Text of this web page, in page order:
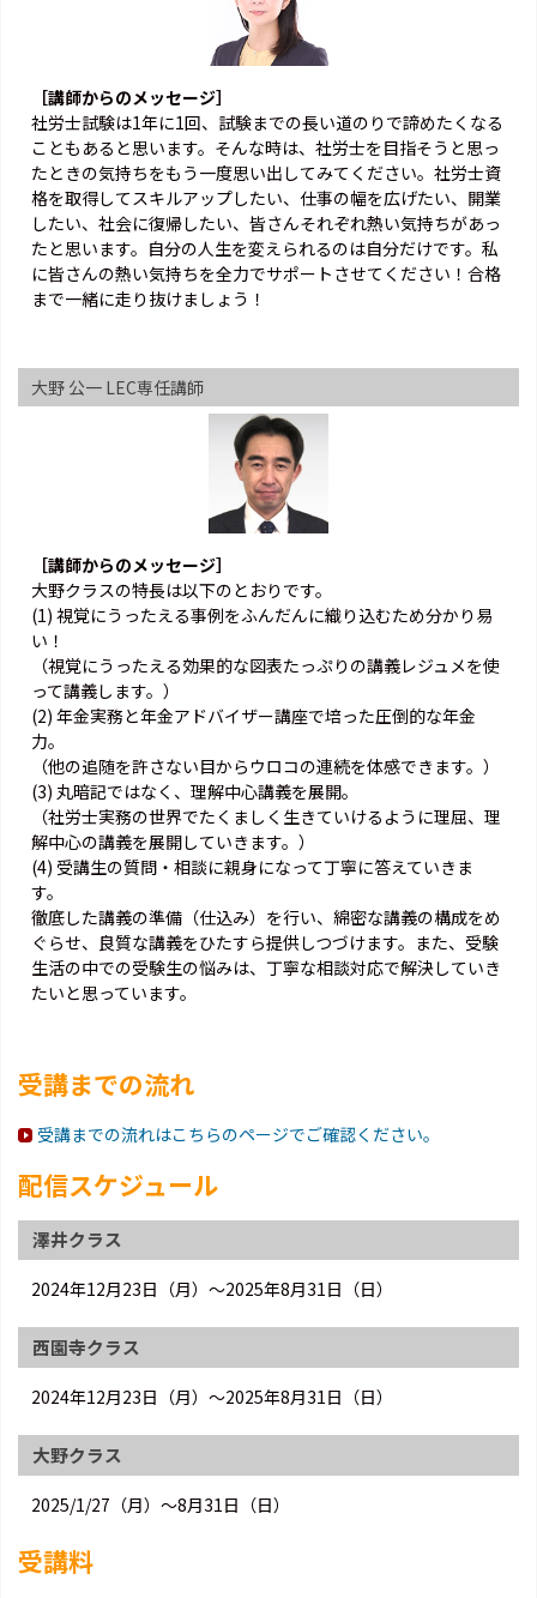
［講師からのメッセージ］
社労士試験は1年に1回、試験までの長い道のりで諦めたくなる
こともあると思います。そんな時は、社労士を目指そうと思っ
たときの気持ちをもう一度思い出してみてください。社労士資
格を取得してスキルアップしたい、仕事の幅を広げたい、開業
したい、社会に復帰したい、皆さんそれぞれ熱い気持ちがあっ
たと思います。自分の人生を変えられるのは自分だけです。私
に皆さんの熱い気持ちを全力でサポートさせてください！合格
まで一緒に走り抜けましょう！
大野 公一 LEC専任講師
［講師からのメッセージ］
大野クラスの特長は以下のとおりです。
(1) 視覚にうったえる事例をふんだんに織り込むため分かり易
い！
（視覚にうったえる効果的な図表たっぷりの講義レジュメを使
って講義します。）
(2) 年金実務と年金アドバイザー講座で培った圧倒的な年金
力。
（他の追随を許さない目からウロコの連続を体感できます。）
(3) 丸暗記ではなく、理解中心講義を展開。
（社労士実務の世界でたくましく生きていけるように理屈、理
解中心の講義を展開していきます。）
(4) 受講生の質問・相談に親身になって丁寧に答えていきま
す。
徹底した講義の準備（仕込み）を行い、綿密な講義の構成をめ
ぐらせ、良質な講義をひたすら提供しつづけます。また、受験
生活の中での受験生の悩みは、丁寧な相談対応で解決していき
たいと思っています。
受講までの流れ
受講までの流れはこちらのページでご確認ください。
配信スケジュール
澤井クラス
2024年12月23日（月）～2025年8月31日（日）
西園寺クラス
2024年12月23日（月）～2025年8月31日（日）
大野クラス
2025/1/27（月）～8月31日（日）
受講料